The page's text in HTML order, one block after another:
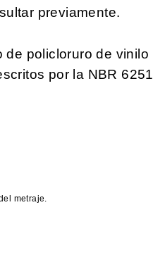
previamente.
de policloruro de
por la NBR
metraje.